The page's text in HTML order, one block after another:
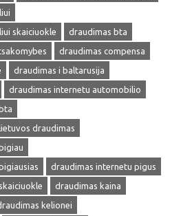
skaiciuokle
draudimas bta
draudimas compensa
draudimas i baltarusija
draudimas internetu automobilio
draudimas
draudimas internetu pigus
draudimas kaina
kelionei